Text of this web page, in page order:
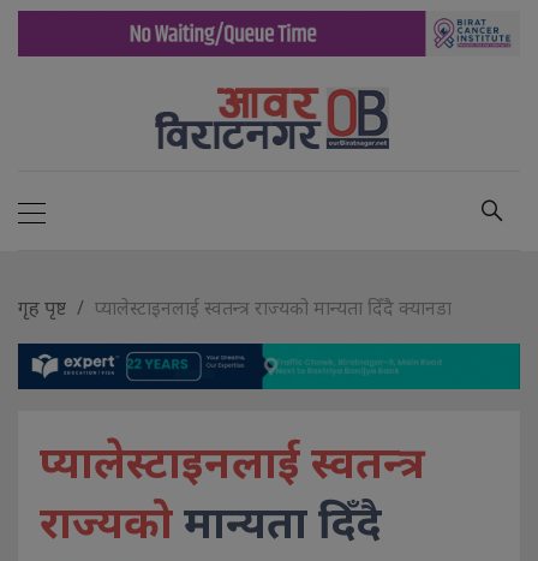
गृह पृष्ट प्यालेस्टाइनलाई स्वतन्त्र राज्यको मान्यता दिँदै क्यानडा
प्यालेस्टाइनलाई स्वतन्त्र
राज्यकोमान्यता दिँदै